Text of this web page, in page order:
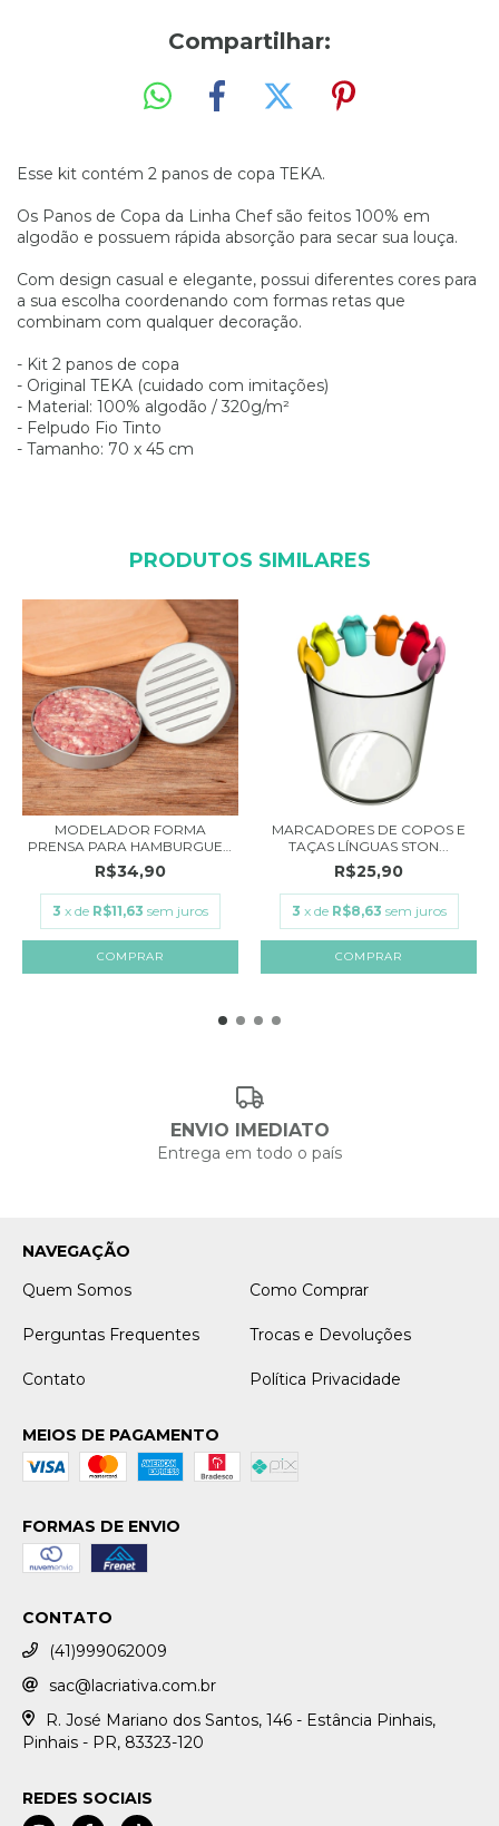
Compartilhar:
Esse kit contém 2 panos de copa TEKA.
Os Panos de Copa da Linha Chef são feitos 100% em
algodão e possuem rápida absorção para secar sua louça.
Com design casual e elegante, possui diferentes cores para
a sua escolha coordenando com formas retas que
combinam com qualquer decoração.
- Kit 2 panos de copa
- Original TEKA (cuidado com imitações)
- Material: 100% algodão / 320g/m²
- Felpudo Fio Tinto
- Tamanho: 70 x 45 cm
PRODUTOS SIMILARES
MODELADOR FORMA
PRENSA PARA HAMBURGUER
G...
R$34,90
3 x de R$11,63 sem juros
MARCADORES DE COPOS E
TAÇAS LÍNGUAS STON...
R$25,90
3 x de R$8,63 sem juros
ENVIO IMEDIATO
Entrega em todo o país
NAVEGAÇÃO
Quem Somos
Como Comprar
Perguntas Frequentes Trocas e Devoluções
Contato Política Privacidade
MEIOS DE PAGAMENTO
FORMAS DE ENVIO
CONTATO
(41)999062009
sac@lacriativa.com.br
R. José Mariano dos Santos, 146 - Estância Pinhais,
Pinhais - PR, 83323-120
REDES SOCIAIS